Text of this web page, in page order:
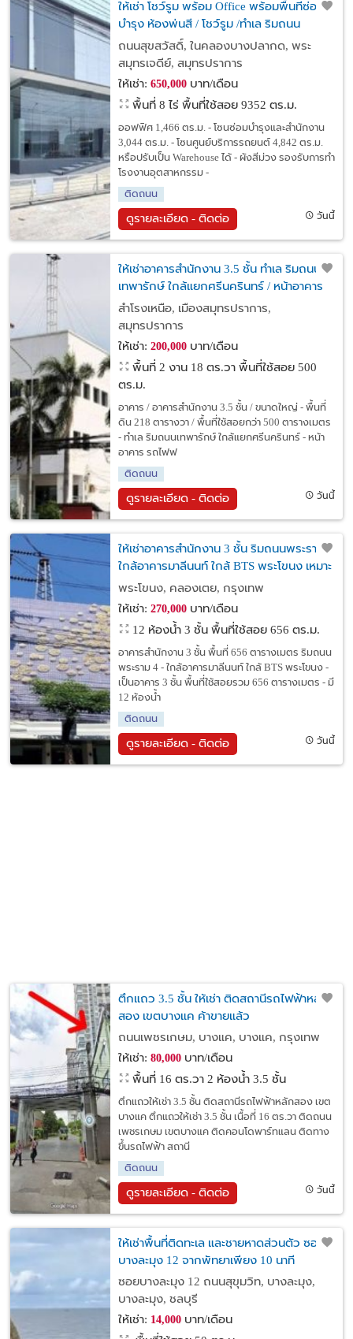
ให้เช่า โชว์รูม พร้อม Office พร้อมพื้นที่ซ่อม
บำรุง ห้องพ่นสี / โชว์รูม /ทำเล ริมถนน
สุขสวัสดิ์ (ติดถนนใหญ่) / ผังสีม่วง
ถนนสุขสวัสดิ์, ในคลองบางปลากด, พระ
สมุทรเจดีย์, สมุทรปราการ
ให้เช่า: 650,000บาท/เดือน
พื้นที่ 8 ไร่ พื้นที่ใช้สอย 9352 ตร.ม.
ออฟฟิศ 1,466 ตร.ม. - โซนซ่อมบำรุงและสำนักงาน
3,044 ตร.ม. - โซนศูนย์บริการรถยนต์ 4,842 ตร.ม.
หรือปรับเป็น Warehouse ได้ - ผังสีม่วง รองรับการทำ
โรงงานอุตสาหกรรม -
ติดถนน
ดูรายละเอียด - ติดต่อ วันนี้
ให้เช่าอาคารสำนักงาน 3.5 ชั้น ทำเล ริมถนน
เทพารักษ์ ใกล้แยกศรีนครินทร์ / หน้าอาคาร
รถไฟฟ้า สายสีเหลือง / จอดรถกว่า 10 คัน /
เหมาะหลากหลายธุรกิจ
สำโรงเหนือ, เมืองสมุทรปราการ,
สมุทรปราการ
ให้เช่า: 200,000บาท/เดือน
พื้นที่ 2 งาน 18 ตร.วา พื้นที่ใช้สอย 500
ตร.ม.
อาคาร / อาคารสำนักงาน 3.5 ชั้น / ขนาดใหญ่ - พื้นที่
ดิน 218 ตารางวา / พื้นที่ใช้สอยกว่า 500 ตารางเมตร
- ทำเล ริมถนนเทพารักษ์ ใกล้แยกศรีนครินทร์ - หน้า
อาคาร รถไฟฟ
ติดถนน
ดูรายละเอียด - ติดต่อ วันนี้
ให้เช่าอาคารสำนักงาน 3 ชั้น ริมถนนพระราม 4
ใกล้อาคารมาลีนนท์ ใกล้ BTS พระโขนง เหมาะ
เป็นสำนักงาน , โชว์รูมสินค้า , คลีนิคเสริม
ความงาม , คลีนิคต่าง ๆ
พระโขนง, คลองเตย, กรุงเทพ
ให้เช่า: 270,000บาท/เดือน
12 ห้องน้ำ 3 ชั้น พื้นที่ใช้สอย 656 ตร.ม.
อาคารสำนักงาน 3 ชั้น พื้นที่ 656 ตารางเมตร ริมถนน
พระราม 4 - ใกล้อาคารมาลีนนท์ ใกล้ BTS พระโขนง -
เป็นอาคาร 3 ชั้น พื้นที่ใช้สอยรวม 656 ตารางเมตร - มี
12 ห้องน้ำ
ติดถนน
ดูรายละเอียด - ติดต่อ วันนี้
ตึกแถว 3.5 ชั้น ให้เช่า ติดสถานีรถไฟฟ้าหลัก
สอง เขตบางแค ค้าขายแล้ว
ถนนเพชรเกษม, บางแค, บางแค, กรุงเทพ
ให้เช่า: 80,000บาท/เดือน
พื้นที่ 16 ตร.วา 2 ห้องน้ำ 3.5 ชั้น
ตึกแถวให้เช่า 3.5 ชั้น ติดสถานีรถไฟฟ้าหลักสอง เขต
บางแค ตึกแถวให้เช่า 3.5 ชั้น เนื้อที่ 16 ตร.วา ติดถนน
เพชรเกษม เขตบางแค ติดคอนโดพาร์ทแลน ติดทาง
ขึ้นรถไฟฟ้า สถานี
ติดถนน
ดูรายละเอียด - ติดต่อ วันนี้
ให้เช่าพื้นที่ติดทะเล และชายหาดส่วนตัว ซอย
บางละมุง 12 จากพัทยาเพียง 10 นาที
ซอยบางละมุง 12 ถนนสุขุมวิท, บางละมุง,
บางละมุง, ชลบุรี
ให้เช่า: 14,000บาท/เดือน